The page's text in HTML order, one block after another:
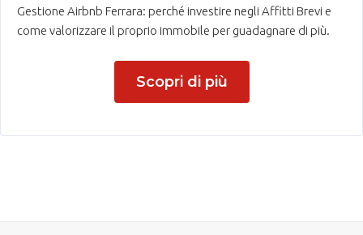
Gestione Airbnb Ferrara: perché investire negli Affitti Brevi e
come valorizzare il proprio immobile per guadagnare di più.
Scopri di più